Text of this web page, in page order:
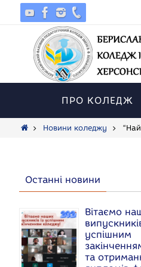
ПРО КОЛЕДЖ
HomeНовини коледжу
Останні новини
Вітаємо
успішним
та